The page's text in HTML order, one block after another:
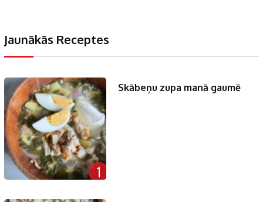
Jaunākās Receptes
1
Skābeņu zupa manā gaumē